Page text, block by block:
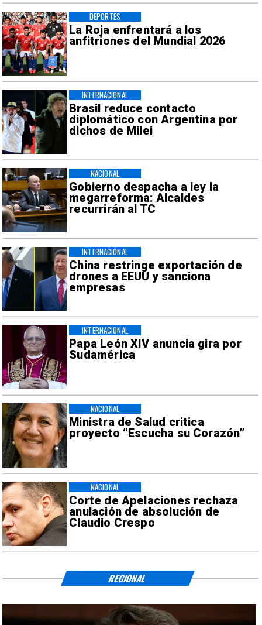
La Roja enfrentará a los
anfitriones del Mundial 2026
DEPORTES
Brasil reduce contacto
diplomático con Argentina por
dichos de Milei
INTERNACIONAL
Gobierno despacha a ley la
megarreforma: Alcaldes
recurrirán al TC
NACIONAL
China restringe exportación de
drones a EEUU y sanciona
empresas
INTERNACIONAL
Papa León XIV anuncia gira por
Sudamérica
INTERNACIONAL
Ministra de Salud critica
proyecto “Escucha su Corazón”
NACIONAL
Corte de Apelaciones rechaza
anulación de absolución de
Claudio Crespo
NACIONAL
REGIONAL